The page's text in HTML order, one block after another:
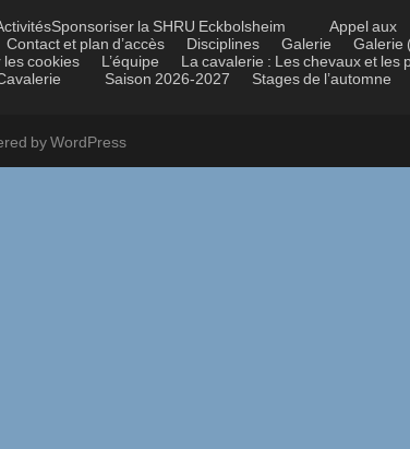
Sponsoriser la SHRU Eckbolsheim
Appel aux
Contact et plan d’accès Disciplines Galerie
Galerie
les cookies L’équipe La cavalerie : Les chevaux et les
Saison 2026-2027 Stages de l’automne
by WordPress